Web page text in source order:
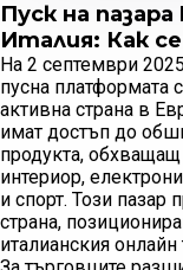
Пуск на
Италия: Как се
На 2 септември
пусна платформата
активна страна в
имат достъп до
продукта,
интериор,
и спорт. Този пазар
страна,
италианския